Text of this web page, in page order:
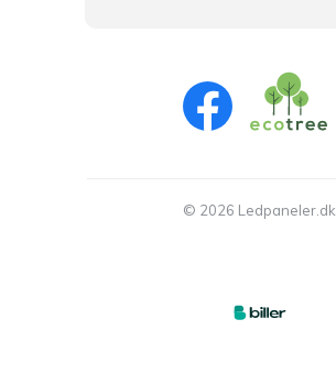
© 2026 Ledpaneler.dk